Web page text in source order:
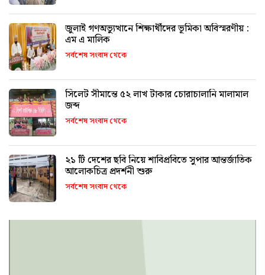
জুলাই গণঅভ্যুত্থানে শিক্ষার্থীদের ভূমিকা অবিস্মরণীয় :
এম এ মালিক
সর্বশেষ সংবাদ থেকে
সিলেট সীমান্তে ৫২ লাখ টাকার চোরাচালানি মালামাল
জব্দ
সর্বশেষ সংবাদ থেকে
২১ টি দেশের ছবি নিয়ে শাবিপ্রবিতে সুপার আন্তর্জাতিক
আলোকচিত্র প্রদর্শনী শুরু
সর্বশেষ সংবাদ থেকে